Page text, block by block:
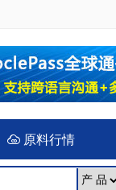
原料行情